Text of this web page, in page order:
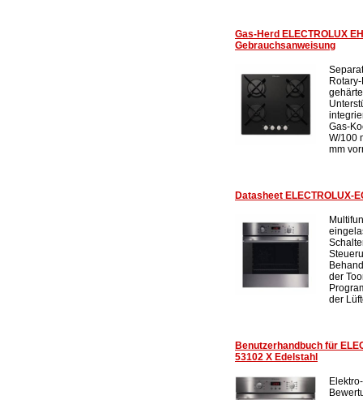
Gas-Herd ELECTROLUX
Gebrauchsanweisung
Gas-
W/100
mm
Datasheet ELECTROLUX-
der
der
Benutzerhandbuch für
53102 X Edelstahl